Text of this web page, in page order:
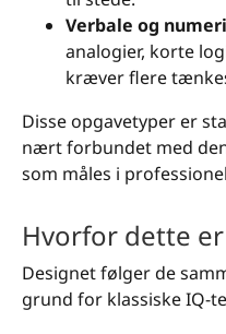
Verbale og
analogier, korte
kræver flere
Disse opgavetyper er
nært forbundet med
som måles i
Hvorfor dette
Designet følger de
grund for klassiske IQ-